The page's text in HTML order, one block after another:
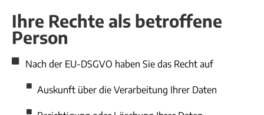
Ihre Rechte als betroffene
Person
Nach der EU-DSGVO haben Sie das Recht auf
Auskunft über die Verarbeitung Ihrer Daten